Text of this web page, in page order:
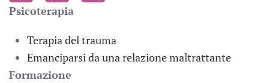
Psicoterapia
Terapia del trauma
Emanciparsi da una relazione maltrattante
Formazione